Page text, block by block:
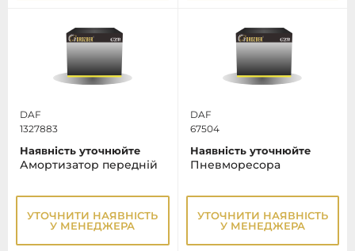
DAF
1327883
Наявність уточнюйте
Амортизатор передній
УТОЧНИТИ НАЯВНІСТЬ
У МЕНЕДЖЕРА
DAF
67504
Наявність уточнюйте
Пневморесора
УТОЧНИТИ НАЯВНІСТЬ
У МЕНЕДЖЕРА